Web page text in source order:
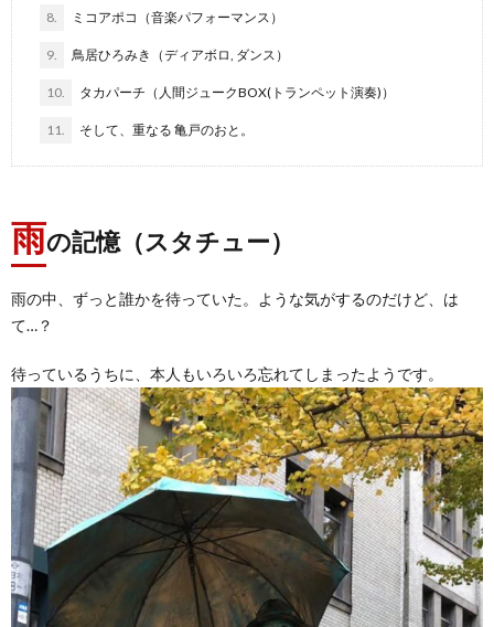
8. ミコアポコ（音楽パフォーマンス）
9. 鳥居ひろみき（ディアボロ, ダンス）
10. タカパーチ（人間ジュークBOX(トランペット演奏)）
11. そして、重なる 亀戸のおと。
雨の記憶（スタチュー）
雨の中、ずっと誰かを待っていた。ような気がするのだけど、は
て…？
待っているうちに、本人もいろいろ忘れてしまったようです。